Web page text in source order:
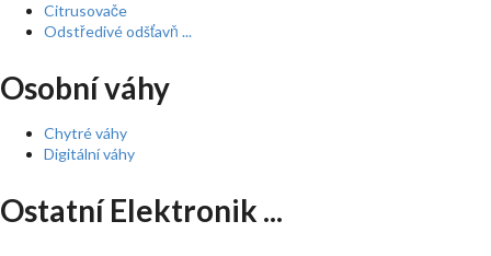
Citrusovače
Odstředivé odšťavň ...
Osobní váhy
Chytré váhy
Digitální váhy
Ostatní Elektronik ...